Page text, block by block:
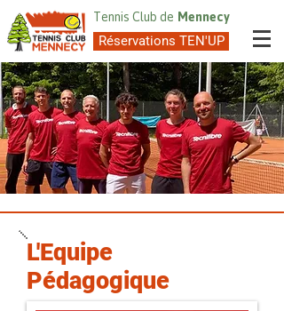
Tennis Club de Mennecy
Réservations TEN'UP
L'Equipe
Pédagogique